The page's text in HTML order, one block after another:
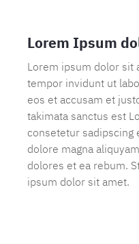
Lorem Ipsum
Lorem ipsum dolor sit
tempor invidunt ut
eos et accusam et
takimata sanctus est
consetetur
dolore magna
dolores et ea rebum.
ipsum dolor sit amet.